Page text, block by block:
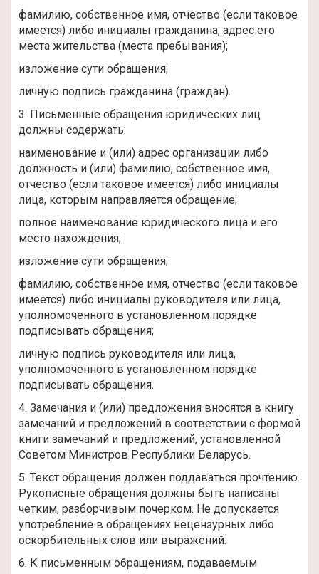
фамилию, собственное имя, отчество (если таковое
имеется) либо инициалы гражданина, адрес его
места жительства (места пребывания);
изложение сути обращения;
личную подпись гражданина (граждан).
3. Письменные обращения юридических лиц
должны содержать:
наименование и (или) адрес организации либо
должность и (или) фамилию, собственное имя,
отчество (если таковое имеется) либо инициалы
лица, которым направляется обращение;
полное наименование юридического лица и его
место нахождения;
изложение сути обращения;
фамилию, собственное имя, отчество (если таковое
имеется) либо инициалы руководителя или лица,
уполномоченного в установленном порядке
подписывать обращения;
личную подпись руководителя или лица,
уполномоченного в установленном порядке
подписывать обращения.
4. Замечания и (или) предложения вносятся в книгу
замечаний и предложений в соответствии с формой
книги замечаний и предложений, установленной
Советом Министров Республики Беларусь.
5. Текст обращения должен поддаваться прочтению.
Рукописные обращения должны быть написаны
четким, разборчивым почерком. Не допускается
употребление в обращениях нецензурных либо
оскорбительных слов или выражений.
6. К письменным обращениям, подаваемым